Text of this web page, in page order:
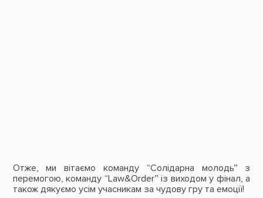
Отже, ми вітаємо команду “Солідарна молодь” з
перемогою, команду “Law&Order”із виходом у фінал, а
також дякуємо усім учасникам за чудову гру та емоції!